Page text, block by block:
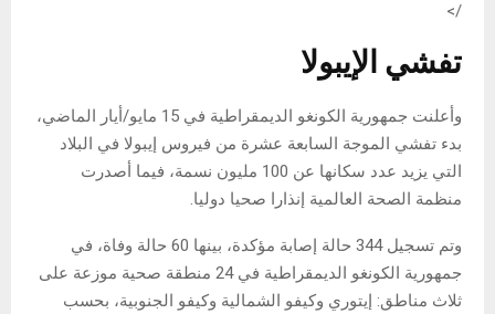
/>
تفشي الإيبولا
وأعلنت جمهورية الكونغو الديمقراطية في 15 مايو/أيار الماضي،
بدء تفشي الموجة السابعة عشرة من فيروس إيبولا في البلاد
التي يزيد عدد سكانها عن 100 مليون نسمة، فيما أصدرت
منظمة الصحة العالمية إنذارا صحيا دوليا.
وتم تسجيل 344 حالة إصابة مؤكدة، بينها 60 حالة وفاة، في
جمهورية الكونغو الديمقراطية في 24 منطقة صحية موزعة على
ثلاث مناطق: إيتوري وكيفو الشمالية وكيفو الجنوبية، بحسب